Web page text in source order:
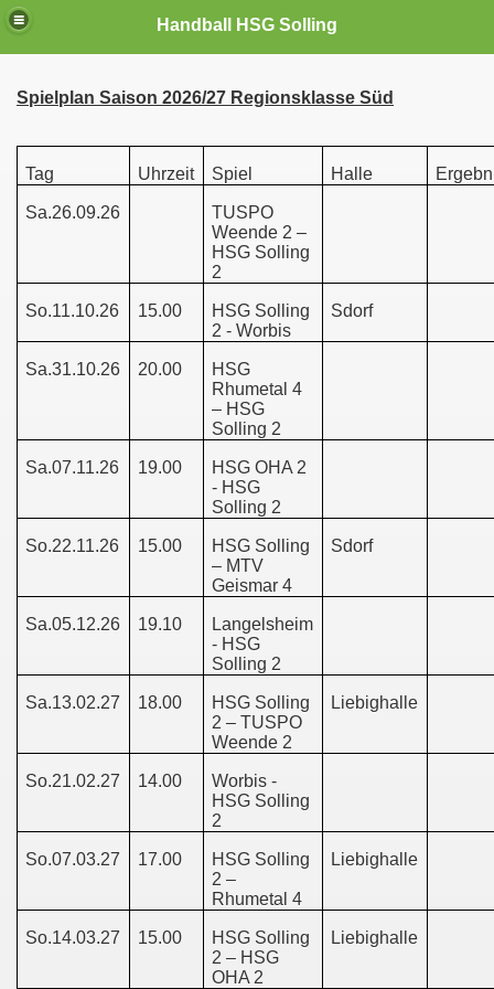
Handball HSG Solling
Spielplan Saison 2026/27 Regionsklasse Süd
Tag Uhrzeit Spiel Halle
Sa.26.09.26
TUSPO
Weende 2 –
HSG Solling
2
So.11.10.26 15.00
HSG Solling
2 - Worbis
Sdorf
Sa.31.10.26 20.00
HSG
Rhumetal 4
– HSG
Solling 2
Sa.07.11.26 19.00
HSG OHA 2
- HSG
Solling 2
So.22.11.26 15.00
HSG Solling
– MTV
Geismar 4
Sdorf
Sa.05.12.26 19.10
Langelsheim
- HSG
Solling 2
Sa.13.02.27 18.00
HSG Solling
2 – TUSPO
Weende 2
Liebighalle
So.21.02.27 14.00
Worbis -
HSG Solling
2
So.07.03.27 17.00
HSG Solling
2 –
Rhumetal 4
Liebighalle
So.14.03.27 15.00
HSG Solling
2 – HSG
OHA 2
Liebighalle